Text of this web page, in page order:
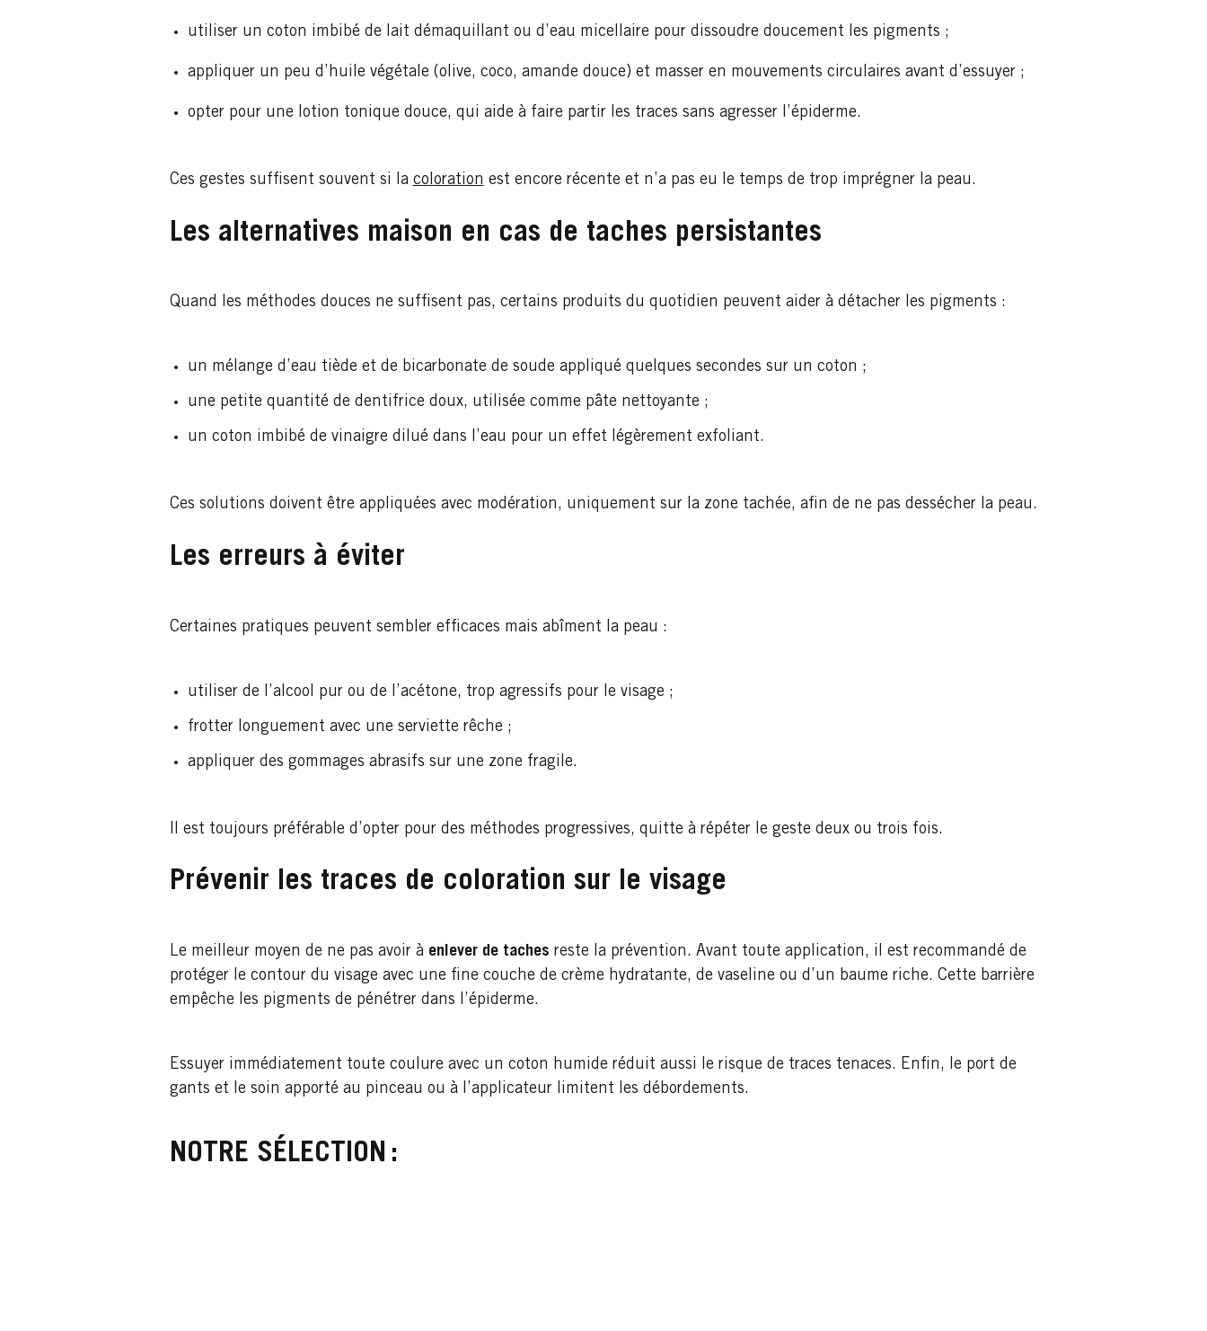
utiliser un coton imbibé de lait démaquillant ou d’eau micellaire pour dissoudre doucement les pigments ;
appliquer un peu d’huile végétale (olive, coco, amande douce) et masser en mouvements circulaires avant d’essuyer ;
opter pour une lotion tonique douce, qui aide à faire partir les traces sans agresser l’épiderme.
Ces gestes suffisent souvent si la coloration est encore récente et n’a pas eu le temps de trop imprégner la peau.
Les alternatives maison en cas de taches persistantes
Quand les méthodes douces ne suffisent pas, certains produits du quotidien peuvent aider à détacher les pigments :
un mélange d’eau tiède et de bicarbonate de soude appliqué quelques secondes sur un coton ;
une petite quantité de dentifrice doux, utilisée comme pâte nettoyante ;
un coton imbibé de vinaigre dilué dans l’eau pour un effet légèrement exfoliant.
Ces solutions doivent être appliquées avec modération, uniquement sur la zone tachée, afin de ne pas dessécher la peau.
Les erreurs à éviter
Certaines pratiques peuvent sembler efficaces mais abîment la peau :
utiliser de l’alcool pur ou de l’acétone, trop agressifs pour le visage ;
frotter longuement avec une serviette rêche ;
appliquer des gommages abrasifs sur une zone fragile.
Il est toujours préférable d’opter pour des méthodes progressives, quitte à répéter le geste deux ou trois fois.
Prévenir les traces de coloration sur le visage
Le meilleur moyen de ne pas avoir à enlever de taches reste la prévention. Avant toute application, il est recommandé de
protéger le contour du visage avec une fine couche de crème hydratante, de vaseline ou d’un baume riche. Cette barrière
empêche les pigments de pénétrer dans l’épiderme.
Essuyer immédiatement toute coulure avec un coton humide réduit aussi le risque de traces tenaces. Enfin, le port de
gants et le soin apporté au pinceau ou à l’applicateur limitent les débordements.
NOTRE SÉLECTION :